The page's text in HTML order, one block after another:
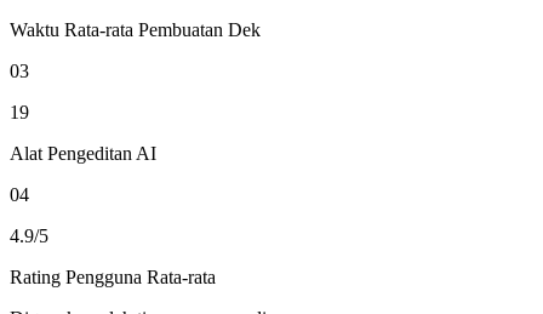
Waktu Rata-rata Pembuatan Dek
03
19
Alat Pengeditan AI
04
4.9/5
Rating Pengguna Rata-rata